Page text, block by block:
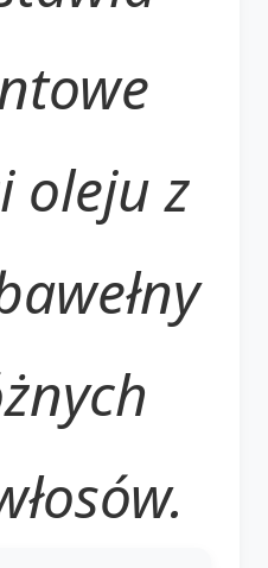
oleju z